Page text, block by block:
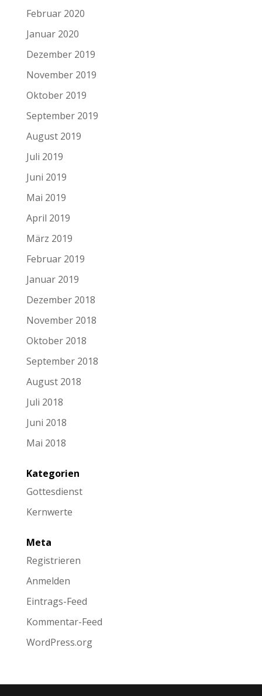
Februar 2020
Januar 2020
Dezember 2019
November 2019
Oktober 2019
September 2019
August 2019
Juli 2019
Juni 2019
Mai 2019
April 2019
März 2019
Februar 2019
Januar 2019
Dezember 2018
November 2018
Oktober 2018
September 2018
August 2018
Juli 2018
Juni 2018
Mai 2018
Kategorien
Gottesdienst
Kernwerte
Meta
Registrieren
Anmelden
Eintrags-Feed
Kommentar-Feed
WordPress.org